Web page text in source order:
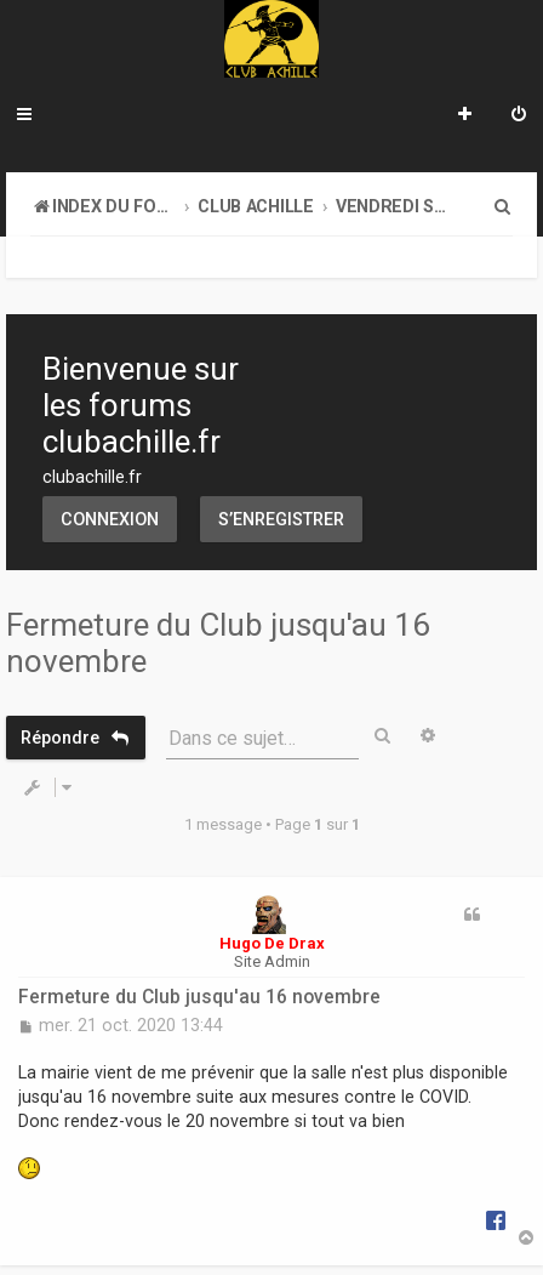
INDEX DU FORUM CLUB ACHILLE VENDREDI SOIR D'ACHILLE
h
Bienvenue sur
les forums
clubachille.fr
clubachille.fr
CONNEXION S’ENREGISTRER
Fermeture du Club jusqu'au 16
novembre
Répondre Dans ce sujet… Rechercher
1 message • Page 1 sur 1
Hugo De Drax
Site Admin
Fermeture du Club jusqu'au 16 novembre
M
s
a
g
mer. 21 oct. 2020 13:44
La mairie vient de me prévenir que la salle n'est plus disponible
jusqu'au 16 novembre suite aux mesures contre le COVID.
Donc rendez-vous le 20 novembre si tout va bien